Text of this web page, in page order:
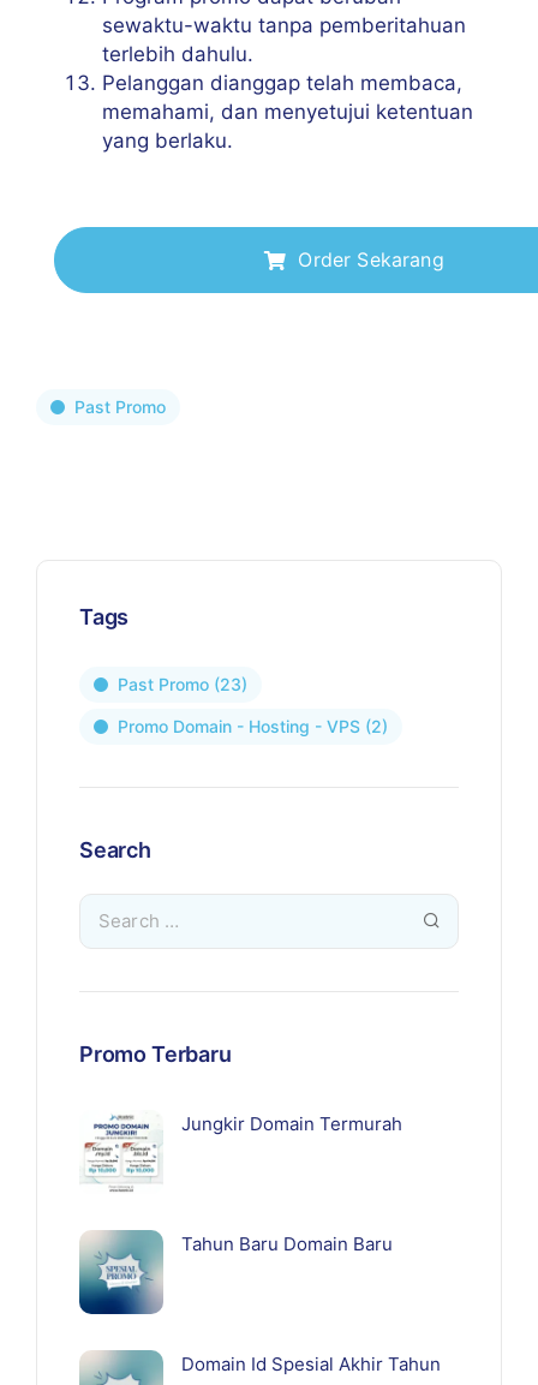
sewaktu-waktu tanpa pemberitahuan
terlebih dahulu.
Pelanggan dianggap telah membaca,
memahami, dan menyetujui ketentuan
yang berlaku.
Order Sekarang
Past Promo
Tags
Past Promo (23)
Promo Domain - Hosting - VPS (2)
Search
Promo Terbaru
Jungkir Domain Termurah
Tahun Baru Domain Baru
Domain Id Spesial Akhir Tahun